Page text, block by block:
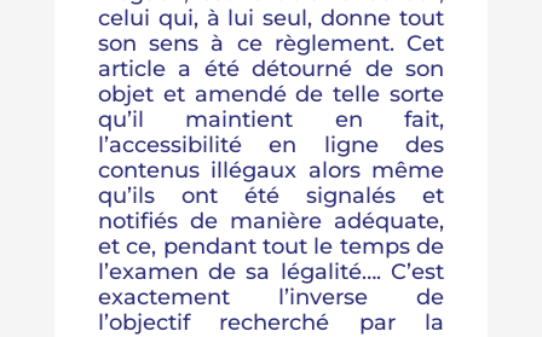
celui qui, à lui seul, donne tout
son sens à ce règlement. Cet
article a été détourné de son
objet et amendé de telle sorte
qu’il maintient en fait,
l’accessibilité en ligne des
contenus illégaux alors même
qu’ils ont été signalés et
notifiés de manière adéquate,
et ce, pendant tout le temps de
l’examen de sa légalité…. C’est
exactement l’inverse de
l’objectif recherché par la